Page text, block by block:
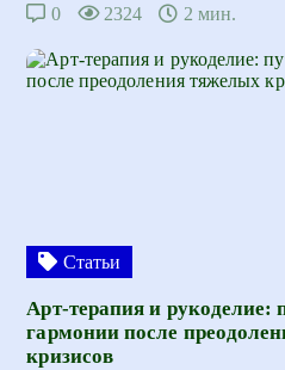
0 2324 2 мин.
Статьи
Арт-терапия и рукоделие:
гармонии после
кризисов